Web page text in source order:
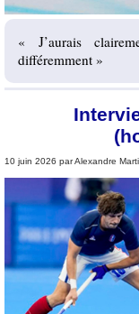
« J’aurais
différemment »
10 juin 2026 par Alexandre